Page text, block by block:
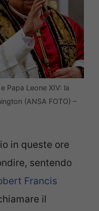
Papa Leone XIV: la
(ANSA FOTO) –
in queste ore
sentendo
Francis
il